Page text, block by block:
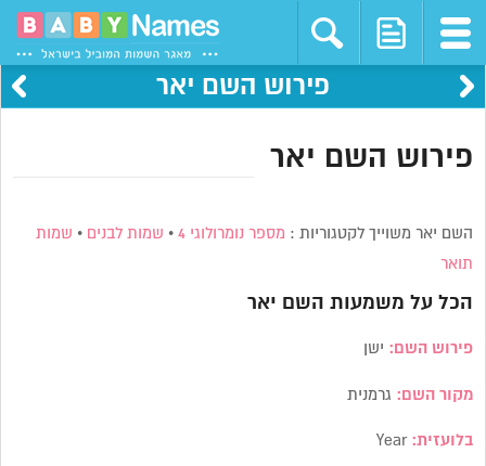
פירוש השם יאר
פירוש השם יאר
השם יאר משוייך לקטגוריות : מספר נומרולוגי 4 • שמות לבנים • שמות
תואר
הכל על משמעות השם יאר
פירוש השם: ישן
מקור השם: גרמנית
בלועזית: Year